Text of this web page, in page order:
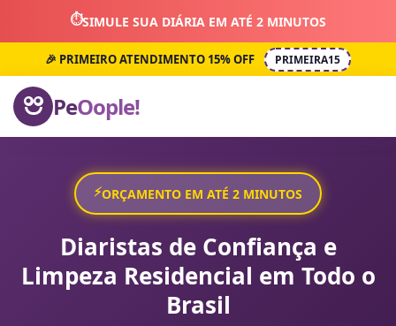
⏱️SIMULE SUA DIÁRIA EM ATÉ 2 MINUTOS
🎉 PRIMEIRO ATENDIMENTO 15% OFF PRIMEIRA15
PeOople!
⚡ORÇAMENTO EM ATÉ 2 MINUTOS
Diaristas de Confiança e
Limpeza Residencial em Todo o
Brasil